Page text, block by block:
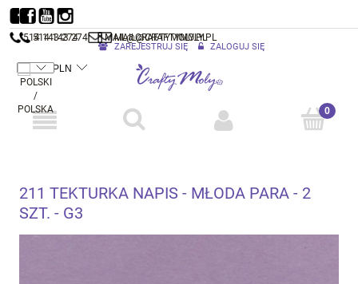
514 143 274 MAIL@CRAFTYMOLY.PL
ZAREJESTRUJ SIĘ ZALOGUJ SIĘ
514 143 274 MAIL@CRAFTYMOLY.PL
211 TEKTURKA NAPIS - MŁODA PARA - 2
SZT. - G3